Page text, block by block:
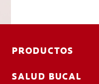
PRODUCTOS
SALUD BUCAL